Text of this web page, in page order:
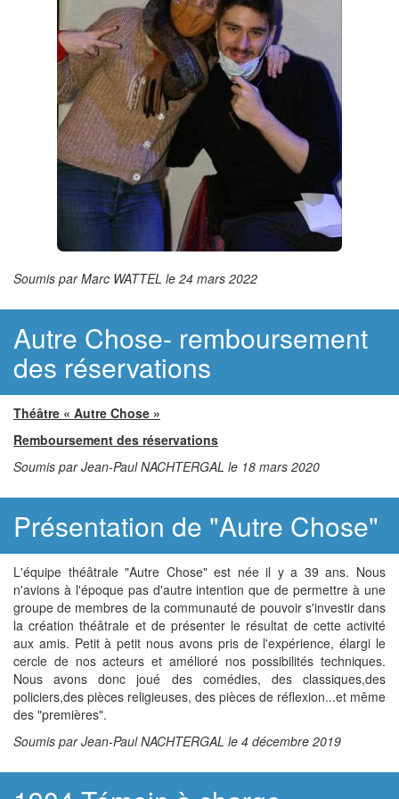
Soumis par Marc WATTEL le 24 mars 2022
Autre Chose- remboursement
des réservations
Théâtre « Autre Chose »
Remboursement des réservations
Soumis par Jean-Paul NACHTERGAL le 18 mars 2020
Présentation de "Autre Chose"
L'équipe théâtrale "Autre Chose" est née il y a 39 ans. Nous
n'avions à l'époque pas d'autre intention que de permettre à une
groupe de membres de la communauté de pouvoir s'investir dans
la création théâtrale et de présenter le résultat de cette activité
aux amis. Petit à petit nous avons pris de l'expérience, élargi le
cercle de nos acteurs et amélioré nos possibilités techniques.
Nous avons donc joué des comédies, des classiques,des
policiers,des pièces religieuses, des pièces de réflexion...et même
des "premières".
Soumis par Jean-Paul NACHTERGAL le 4 décembre 2019